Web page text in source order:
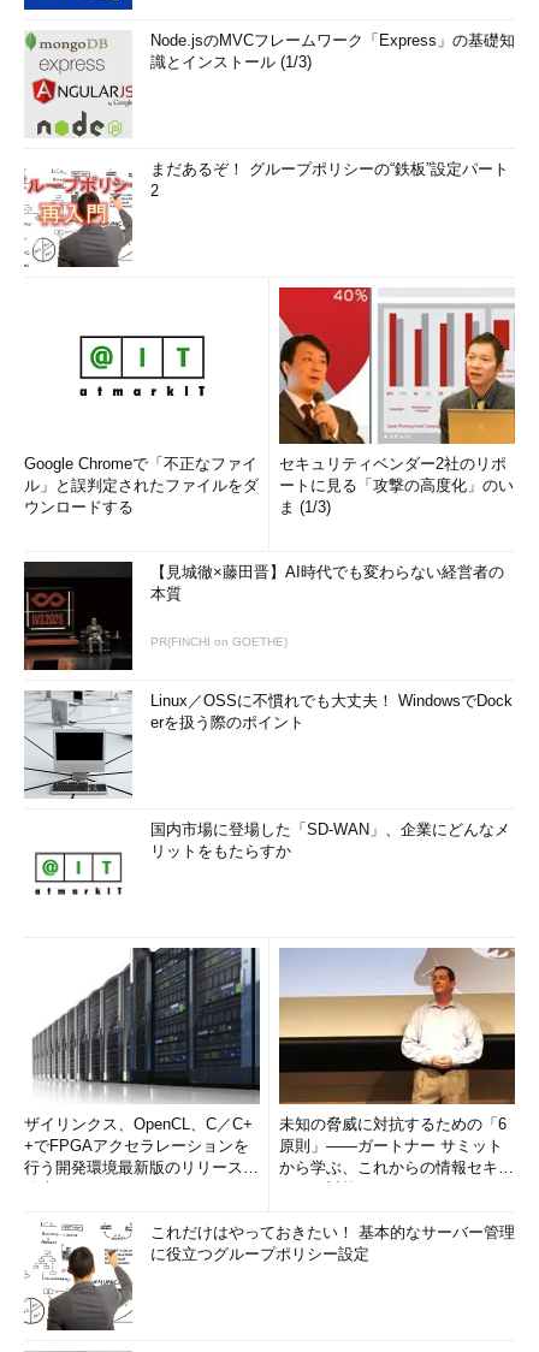
Node.jsのMVCフレームワーク「Express」の基礎知
識とインストール (1/3)
まだあるぞ！ グループポリシーの“鉄板”設定パート
2
Google Chromeで「不正なファイ
ル」と誤判定されたファイルをダ
ウンロードする
セキュリティベンダー2社のリポ
ートに見る「攻撃の高度化」のい
ま (1/3)
【見城徹×藤田晋】AI時代でも変わらない経営者の
本質
PR(FINCHI on GOETHE)
Linux／OSSに不慣れでも大丈夫！ WindowsでDock
erを扱う際のポイント
国内市場に登場した「SD-WAN」、企業にどんなメ
リットをもたらすか
ザイリンクス、OpenCL、C／C+
+でFPGAアクセラレーションを
行う開発環境最新版のリリースを
未知の脅威に対抗するための「6
原則」――ガートナー サミット
から学ぶ、これからの情報セキュ
これだけはやっておきたい！ 基本的なサーバー管理
に役立つグループポリシー設定